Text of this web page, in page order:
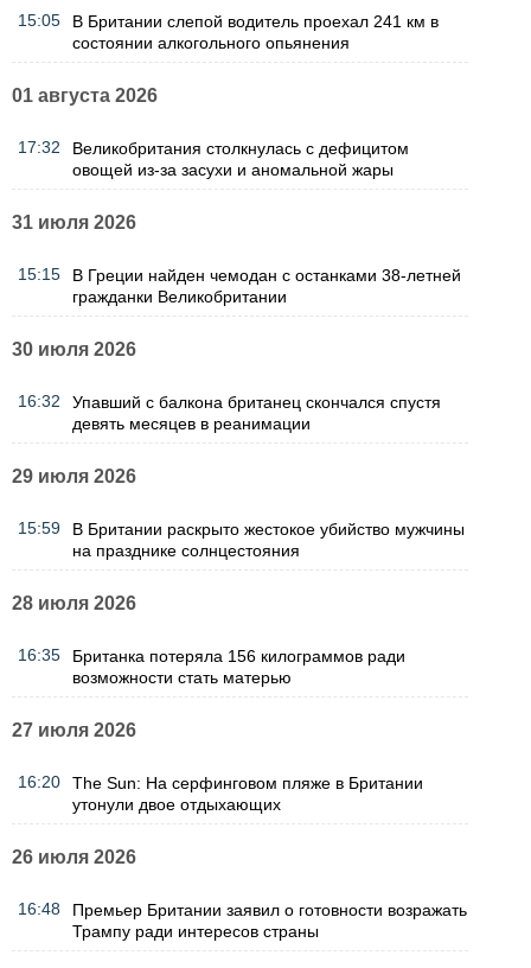
15:05
В Британии слепой водитель проехал 241 км в
состоянии алкогольного опьянения
01 августа 2026
17:32
Великобритания столкнулась с дефицитом
овощей из-за засухи и аномальной жары
31 июля 2026
15:15
В Греции найден чемодан с останками 38-летней
гражданки Великобритании
30 июля 2026
16:32
Упавший с балкона британец скончался спустя
девять месяцев в реанимации
29 июля 2026
15:59
В Британии раскрыто жестокое убийство мужчины
на празднике солнцестояния
28 июля 2026
16:35
Британка потеряла 156 килограммов ради
возможности стать матерью
27 июля 2026
16:20
The Sun: На серфинговом пляже в Британии
утонули двое отдыхающих
26 июля 2026
16:48
Премьер Британии заявил о готовности возражать
Трампу ради интересов страны